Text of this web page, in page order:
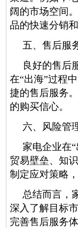
阔的市场空间
品的快速分销和
五、售后服
良好的售后
在“出海”过程
捷的售后服务
的购买信心。
六、风险管
家电企业在
贸易壁垒、知
制定应对策略
总结而言，
深入了解目标
完善售后服务